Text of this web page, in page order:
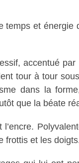
temps et énergie
accentué par
tour à tour
dans la
que la béate
l’encre.
frottis et les